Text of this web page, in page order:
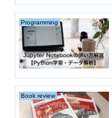
Programming
Book review